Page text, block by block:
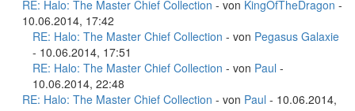
RE: Halo: The Master Chief Collection - von KingOfTheDragon -
10.06.2014, 17:42
RE: Halo: The Master Chief Collection - von Pegasus Galaxie
- 10.06.2014, 17:51
RE: Halo: The Master Chief Collection - von Paul -
10.06.2014, 22:48
RE: Halo: The Master Chief Collection - von Paul - 10.06.2014,